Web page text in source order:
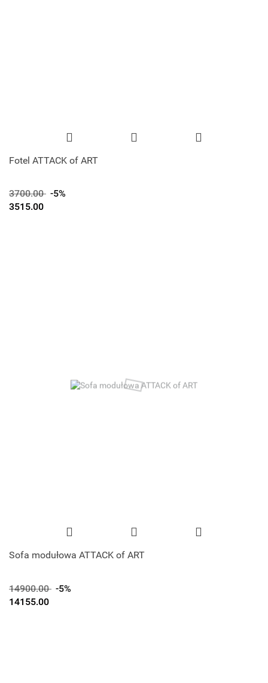
Fotel ATTACK of ART
3700.00 -5%
3515.00
Sofa modułowa ATTACK of ART
14900.00 -5%
14155.00